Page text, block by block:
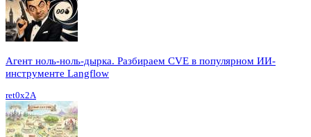
Агент ноль-ноль-дырка. Разбираем CVE в популярном ИИ-
инструменте Langflow
ret0x2A